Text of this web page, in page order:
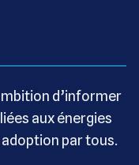
d’informer
aux énergies
par tous.